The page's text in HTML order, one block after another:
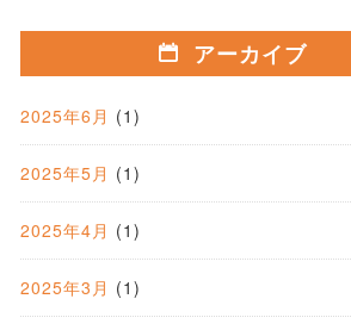
アーカイブ
2025年6月 (1)
2025年5月 (1)
2025年4月 (1)
2025年3月 (1)